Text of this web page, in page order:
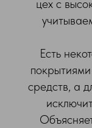
цех с
Есть
средств, а